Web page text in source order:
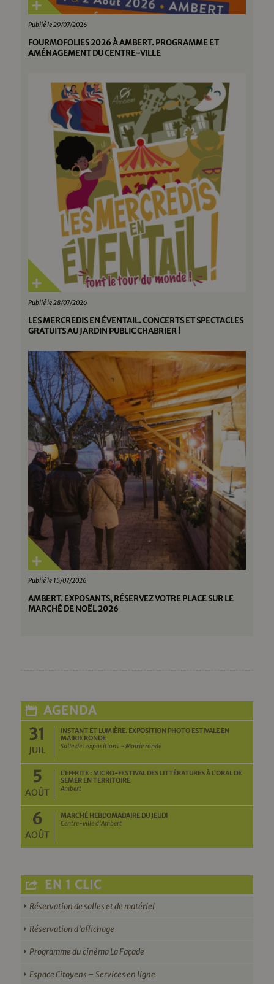
Publié le 29/07/2026
FOURMOFOLIES 2026 À AMBERT. PROGRAMME ET
AMÉNAGEMENT DU CENTRE-VILLE
Publié le 28/07/2026
LES MERCREDIS EN ÉVENTAIL. CONCERTS ET SPECTACLES
GRATUITS AU JARDIN PUBLIC CHABRIER !
Publié le 15/07/2026
AMBERT. EXPOSANTS, RÉSERVEZ VOTRE PLACE SUR LE
MARCHÉ DE NOËL 2026
AGENDA
31
JUIL
INSTANT ET LUMIÈRE. EXPOSITION PHOTO ESTIVALE EN
MAIRIE RONDE
Salle des expositions - Mairie ronde
5
AOÛT
L’EFFRITE : MICRO-FESTIVAL DES LITTÉRATURES À L’ORAL DE
SEMER EN TERRITOIRE
Ambert
6
AOÛT
MARCHÉ HEBDOMADAIRE DU JEUDI
Centre-ville d'Ambert
EN 1 CLIC
Réservation de salles et de matériel
Réservation d’affichage
Programme du cinéma La Façade
Espace Citoyens – Services en ligne